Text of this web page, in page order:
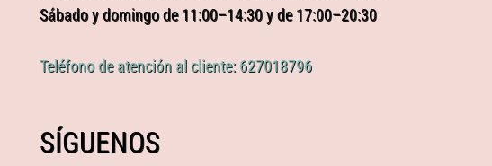
Sábado y domingo de 11:00–14:30 y de 17:00–20:30
Teléfono de atención al cliente: 627018796
SÍGUENOS